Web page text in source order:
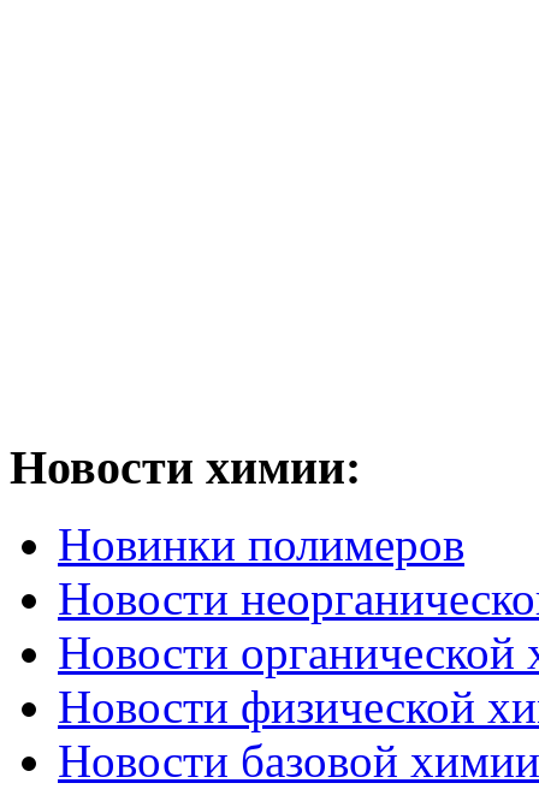
Новости химии:
Новинки полимеров
Новости
Новости органической
Новости физической
Новости базовой химии